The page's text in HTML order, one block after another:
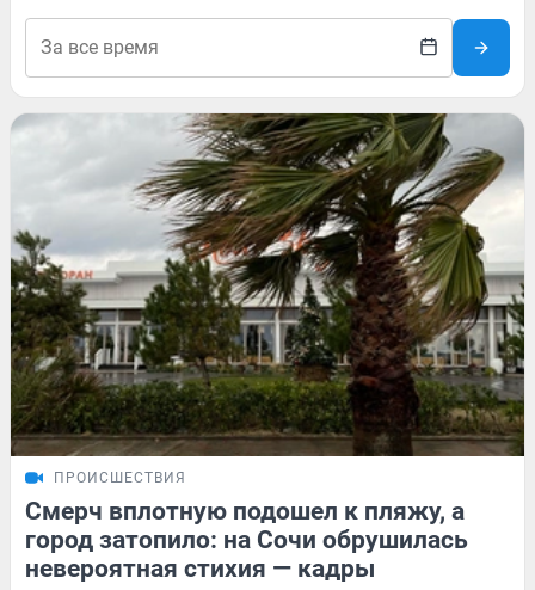
ПРОИСШЕСТВИЯ
Смерч вплотную подошел к пляжу, а
город затопило: на Сочи обрушилась
невероятная стихия — кадры